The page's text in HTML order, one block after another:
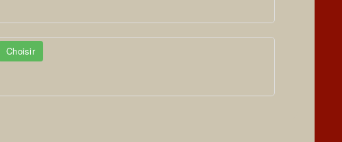
Choisir